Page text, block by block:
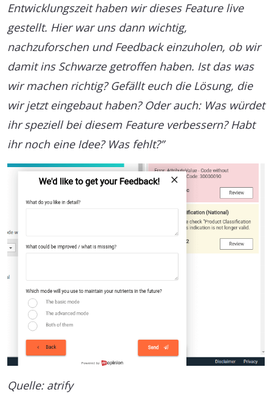
Entwicklungszeit haben wir dieses Feature live
gestellt. Hier war uns dann wichtig,
nachzuforschen und Feedback einzuholen, ob wir
damit ins Schwarze getroffen haben. Ist das was
wir machen richtig? Gefällt euch die Lösung, die
wir jetzt eingebaut haben? Oder auch: Was würdet
ihr speziell bei diesem Feature verbessern? Habt
ihr noch eine Idee? Was fehlt?”
Quelle: atrify